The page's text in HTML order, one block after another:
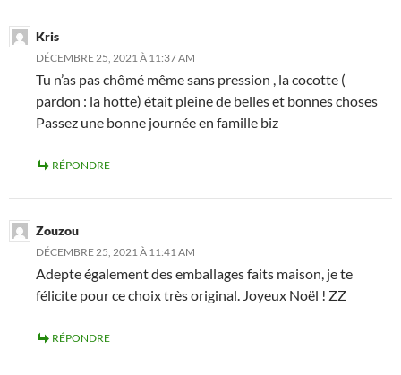
Kris
DÉCEMBRE 25, 2021 À 11:37 AM
Tu n’as pas chômé même sans pression , la cocotte (
pardon : la hotte) était pleine de belles et bonnes choses
Passez une bonne journée en famille biz
RÉPONDRE
Zouzou
DÉCEMBRE 25, 2021 À 11:41 AM
Adepte également des emballages faits maison, je te
félicite pour ce choix très original. Joyeux Noël ! ZZ
RÉPONDRE